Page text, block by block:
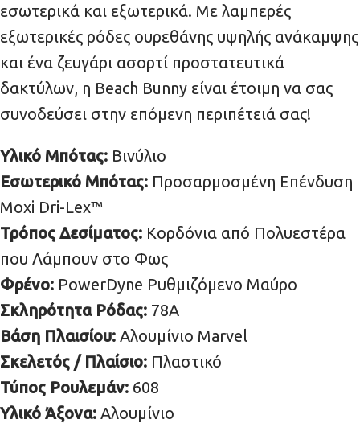
εσωτερικά και εξωτερικά. Με λαμπερές
εξωτερικές ρόδες ουρεθάνης υψηλής ανάκαμψης
και ένα ζευγάρι ασορτί προστατευτικά
δακτύλων, η Beach Bunny είναι έτοιμη να σας
συνοδεύσει στην επόμενη περιπέτειά σας!
Υλικό Μπότας: Βινύλιο
Εσωτερικό Μπότας: Προσαρμοσμένη Επένδυση
Moxi Dri-Lex™
Τρόπος Δεσίματος: Κορδόνια από Πολυεστέρα
που Λάμπουν στο Φως
Φρένο: PowerDyne Ρυθμιζόμενο Μαύρο
Σκληρότητα Ρόδας: 78A
Βάση Πλαισίου: Αλουμίνιο Marvel
Σκελετός / Πλαίσιο: Πλαστικό
Τύπος Ρουλεμάν: 608
Υλικό Άξονα: Αλουμίνιο